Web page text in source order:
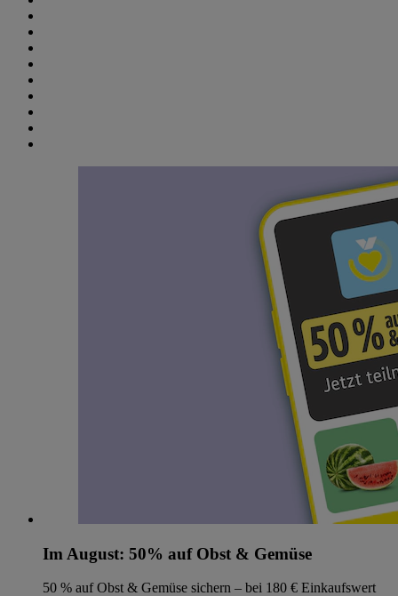
Im August: 50% auf Obst & Gemüse
50 % auf Obst & Gemüse sichern – bei 180 € Einkaufswert